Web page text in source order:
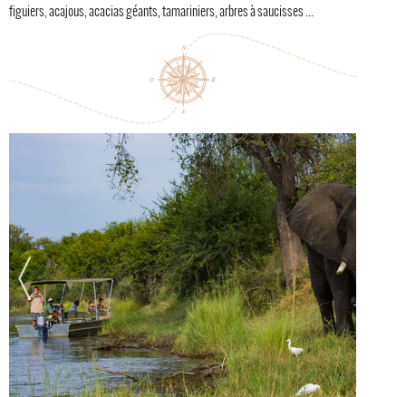
figuiers, acajous, acacias géants, tamariniers, arbres à saucisses ...